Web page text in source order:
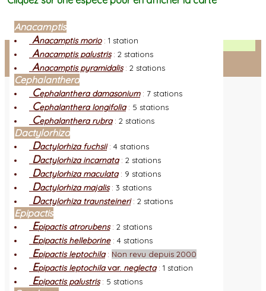
Facebook
Connexion adhérent
Anacamptis
Anacamptis morio: 1 station
Anacamptis palustris: 2 stations
Anacamptis pyramidalis: 2 stations
Cephalanthera
Cephalanthera damasonium: 7 stations
Cephalanthera longifolia: 5 stations
Cephalanthera rubra: 2 stations
Dactylorhiza
Dactylorhiza fuchsii: 4 stations
Dactylorhiza incarnata: 2 stations
Dactylorhiza maculata: 9 stations
Dactylorhiza majalis: 3 stations
Dactylorhiza traunsteineri: 2 stations
Epipactis
Epipactis atrorubens: 2 stations
Epipactis helleborine: 4 stations
Epipactis leptochila: Non revu depuis 2000
Epipactis leptochilavar. neglecta: 1 station
Epipactis palustris: 5 stations